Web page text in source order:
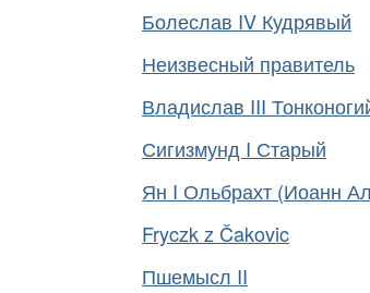
Болеслав IV Кудрявый
Неизвесный правитель
Владислав III
Сигизмунд I Старый
Ян I Ольбрахт (Иоанн
Fryczk z Čakovic
Пшемысл II